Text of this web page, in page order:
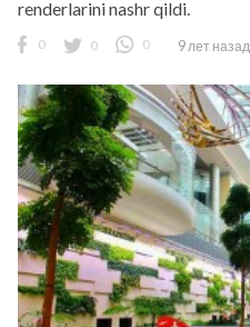
renderlarini nashr qildi.
0 0 0 9 лет назад